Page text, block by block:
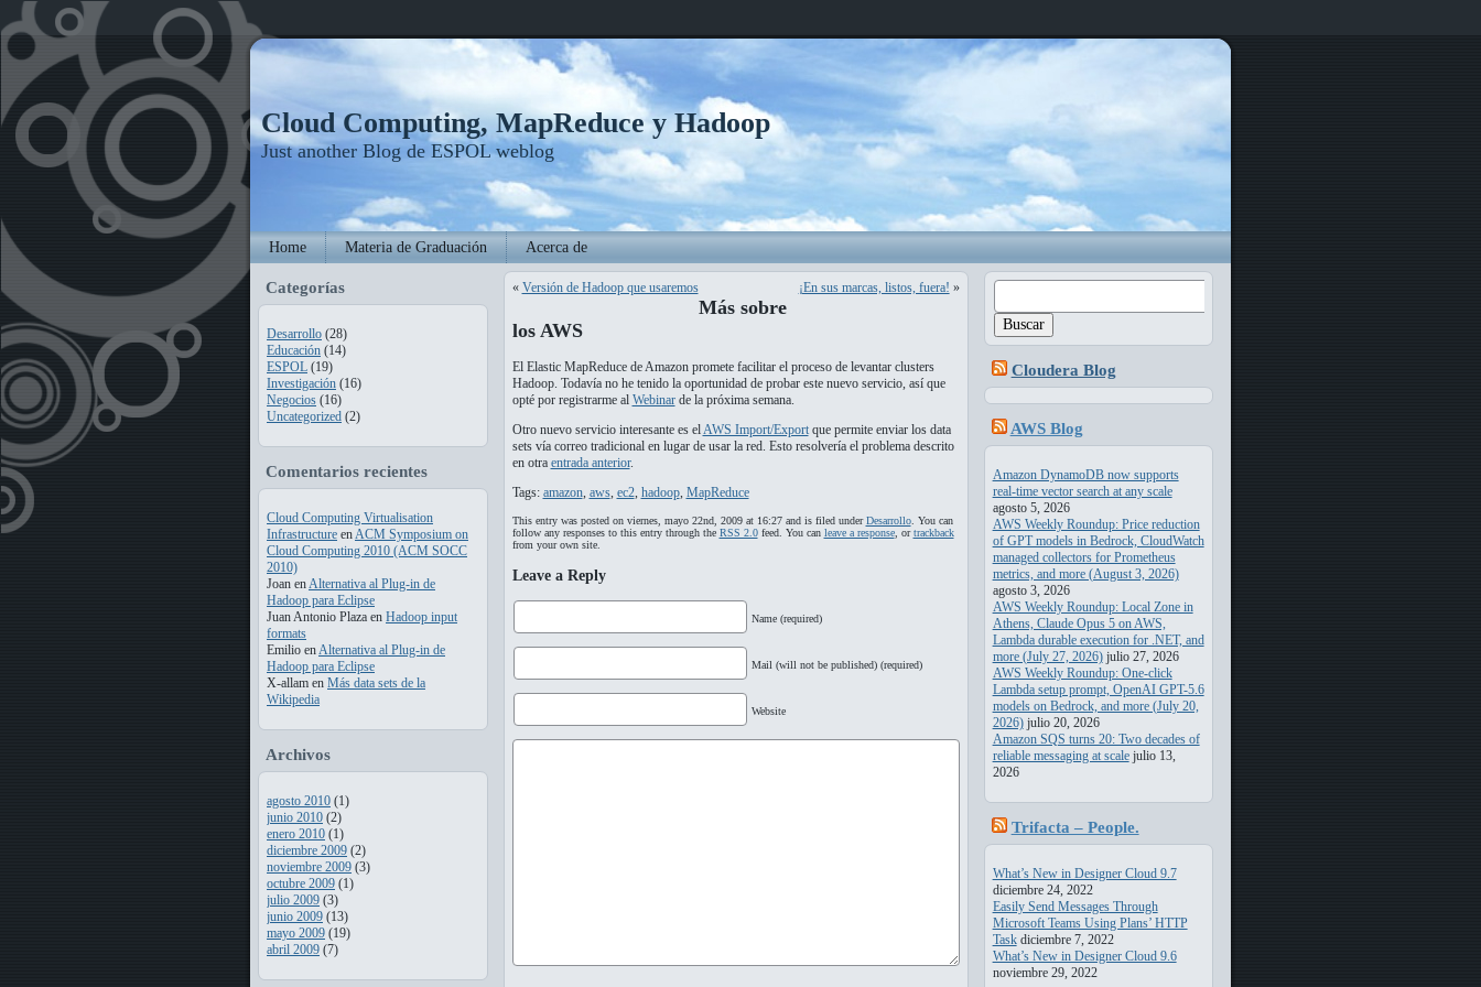
Cloud Computing, MapReduce y Hadoop
Just another Blog de ESPOL weblog
Home Materia de Graduación Acerca de
Categorías
Desarrollo (28)
Educación (14)
ESPOL (19)
Investigación (16)
Negocios (16)
Uncategorized (2)
Comentarios recientes
Cloud Computing Virtualisation
Infrastructure enACM Symposium on
Cloud Computing 2010 (ACM SOCC
2010)
Joan enAlternativa al Plug-in de
Hadoop para Eclipse
Juan Antonio Plaza en Hadoop input
formats
Emilio enAlternativa al Plug-in de
Hadoop para Eclipse
X-allam en Más data sets de la
Wikipedia
Archivos
agosto 2010 (1)
junio 2010 (2)
enero 2010 (1)
diciembre 2009 (2)
noviembre 2009 (3)
octubre 2009 (1)
julio 2009 (3)
junio 2009 (13)
mayo 2009 (19)
abril 2009 (7)
« Versión de Hadoop que usaremos ¡En sus marcas, listos, fuera! »
Más sobre
los AWS
El Elastic MapReduce de Amazon promete facilitar el proceso de levantar clusters
Hadoop. Todavía no he tenido la oportunidad de probar este nuevo servicio, así que
opté por registrarme al Webinarde la próxima semana.
Otro nuevo servicio interesante es elAWS Import/Exportque permite enviar los data
sets vía correo tradicional en lugar de usar la red. Esto resolvería el problema descrito
en otra entrada anterior.
Tags: amazon, aws, ec2, hadoop, MapReduce
This entry was posted on viernes, mayo 22nd, 2009 at 16:27 and is filed underDesarrollo. You can
follow any responses to this entry through the RSS 2.0feed. You can leave a response, ortrackback
from your own site.
Leave a Reply
Name (required)
Mail (will not be published) (required)
Website
Buscar:
Cloudera Blog
AWS Blog
Amazon DynamoDB now supports
real-time vector search at any scale
agosto 5, 2026
AWS Weekly Roundup: Price reduction
of GPT models in Bedrock, CloudWatch
managed collectors for Prometheus
metrics, and more (August 3, 2026)
agosto 3, 2026
AWS Weekly Roundup: Local Zone in
Athens, Claude Opus 5 on AWS,
Lambda durable execution for .NET, and
more (July 27, 2026) julio 27, 2026
AWS Weekly Roundup: One-click
Lambda setup prompt, OpenAI GPT-5.6
models on Bedrock, and more (July 20,
2026) julio 20, 2026
Amazon SQS turns 20: Two decades of
reliable messaging at scale julio 13,
2026
Trifacta – People.
What’s New in Designer Cloud 9.7
diciembre 24, 2022
Easily Send Messages Through
Microsoft Teams Using Plans’ HTTP
Task diciembre 7, 2022
What’s New in Designer Cloud 9.6
noviembre 29, 2022